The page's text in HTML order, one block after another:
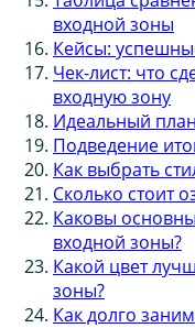
входной зоны
Кейсы:
Чек-лист: что
входную зону
Идеальный
Подведение
Как выбрать
Сколько стоит
Каковы
входной зоны?
Какой цвет
зоны?
Как долго